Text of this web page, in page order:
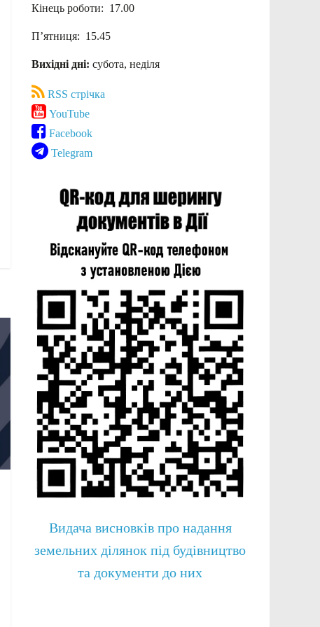
Кінець роботи: 17.00
П’ятниця: 15.45
Вихідні дні: субота, неділя
RSS стрічка
YouTube
Facebook
Telegram
Видача висновків про надання
земельних ділянок під будівництво
та документи до них